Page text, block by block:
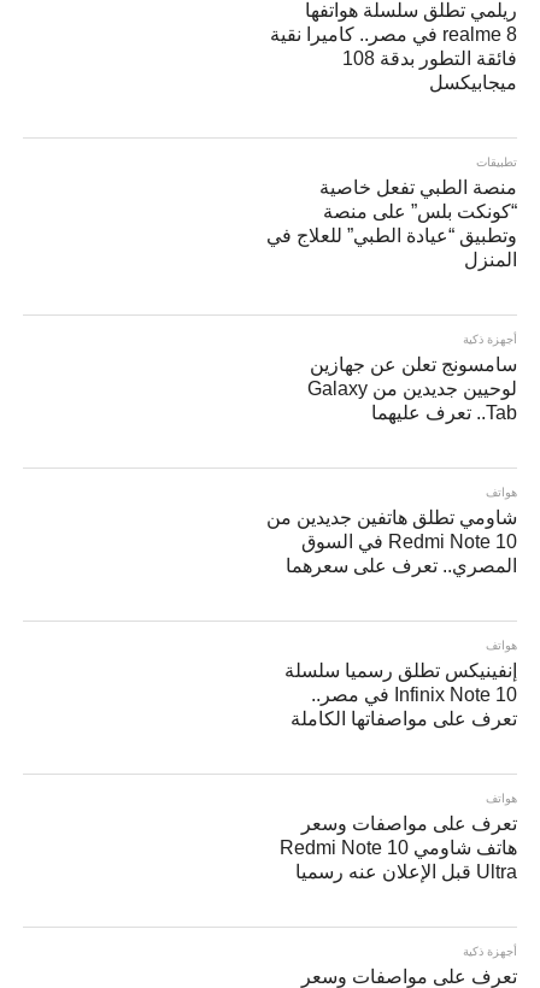
ريلمي تطلق سلسلة هواتفها
realme 8 في مصر.. كاميرا نقية
فائقة التطور بدقة 108
ميجابيكسل
تطبيقات
منصة الطبي تفعل خاصية
“كونكت بلس” على منصة
وتطبيق “عيادة الطبي” للعلاج في
المنزل
أجهزة ذكية
سامسونج تعلن عن جهازين
لوحيين جديدين من Galaxy
Tab.. تعرف عليهما
هواتف
شاومي تطلق هاتفين جديدين من
Redmi Note 10 في السوق
المصري.. تعرف على سعرهما
هواتف
إنفينيكس تطلق رسميا سلسلة
Infinix Note 10 في مصر..
تعرف على مواصفاتها الكاملة
هواتف
تعرف على مواصفات وسعر
هاتف شاومي Redmi Note 10
Ultra قبل الإعلان عنه رسميا
أجهزة ذكية
تعرف على مواصفات وسعر